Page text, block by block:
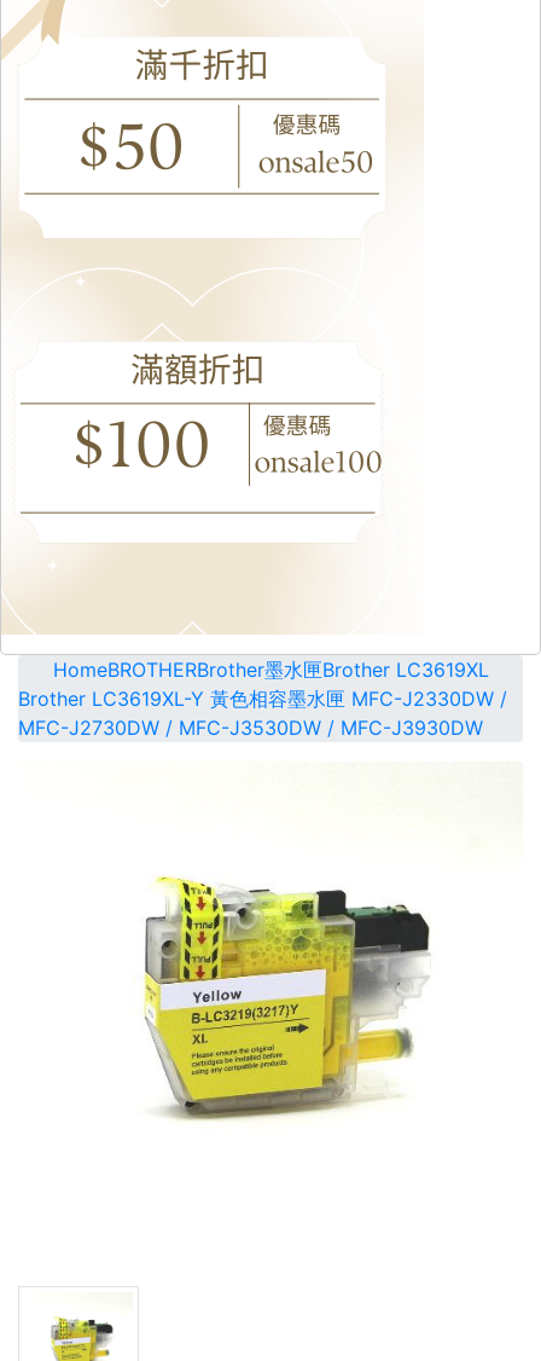
HomeBROTHERBrother墨水匣Brother LC3619XL
Brother LC3619XL-Y 黃色相容墨水匣 MFC-J2330DW /
MFC-J2730DW / MFC-J3530DW / MFC-J3930DW